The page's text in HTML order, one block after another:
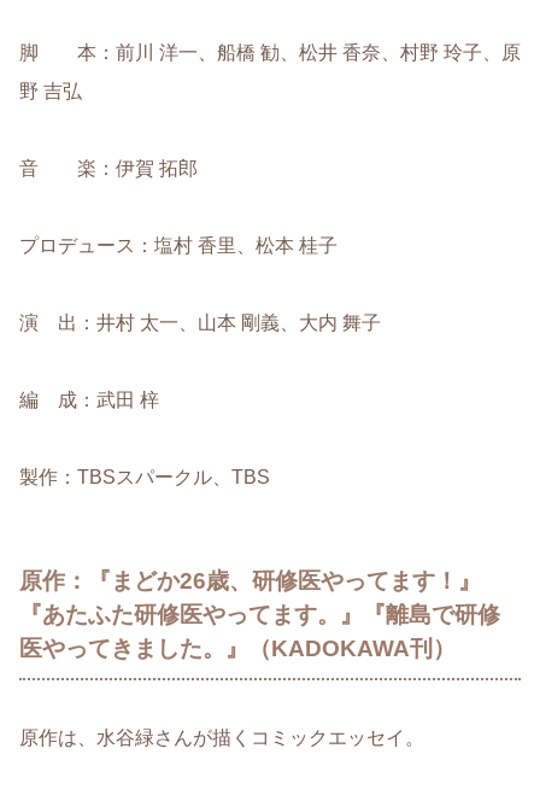
脚 本：前川 洋一、船橋 勧、松井 香奈、村野 玲子、原
野 吉弘
音 楽：伊賀 拓郎
プロデュース：塩村 香里、松本 桂子
演 出：井村 太一、山本 剛義、大内 舞子
編 成：武田 梓
製作：TBSスパークル、TBS
原作：『まどか26歳、研修医やってます！』
『あたふた研修医やってます。』『離島で研修
医やってきました。』（KADOKAWA刊）
原作は、水谷緑さんが描くコミックエッセイ。